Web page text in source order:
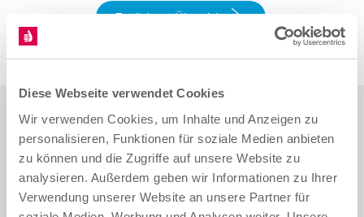
Diese Webseite verwendet Cookies
Wir verwenden Cookies, um Inhalte und Anzeigen zu
personalisieren, Funktionen für soziale Medien anbieten
zu können und die Zugriffe auf unsere Website zu
analysieren. Außerdem geben wir Informationen zu Ihrer
Verwendung unserer Website an unsere Partner für
Zurück zur Übersicht
Teilen